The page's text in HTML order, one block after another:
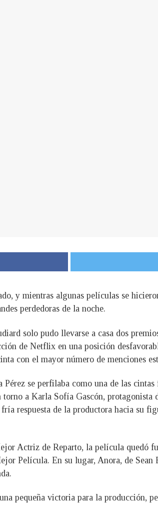
y mientras algunas películas se
perdedoras de la noche.
solo pudo llevarse a casa dos
de Netflix en una posición
con el mayor número de menciones
se perfilaba como una de las
a Karla Sofía Gascón,
respuesta de la productora hacia su
Actriz de Reparto, la película quedó
Película. En su lugar, Anora, de
pequeña victoria para la producción,